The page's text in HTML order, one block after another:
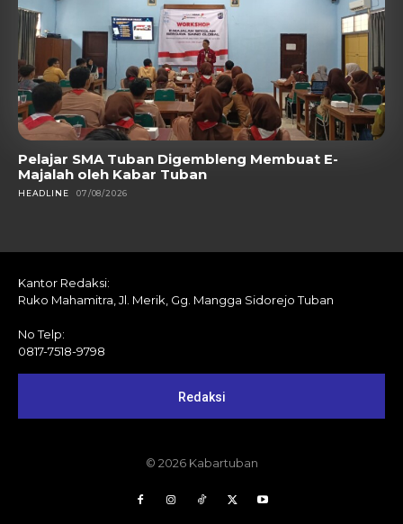
Pelajar SMA Tuban Digembleng Membuat E-
Majalah oleh Kabar Tuban
HEADLINE 07/08/2026
Kantor Redaksi:
Ruko Mahamitra, Jl. Merik, Gg. Mangga Sidorejo Tuban
No Telp:
0817-7518-9798
Redaksi
© 2026 Kabartuban